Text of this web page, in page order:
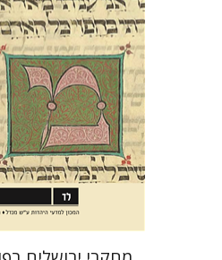
הנחת אתר ספר
$35
$32